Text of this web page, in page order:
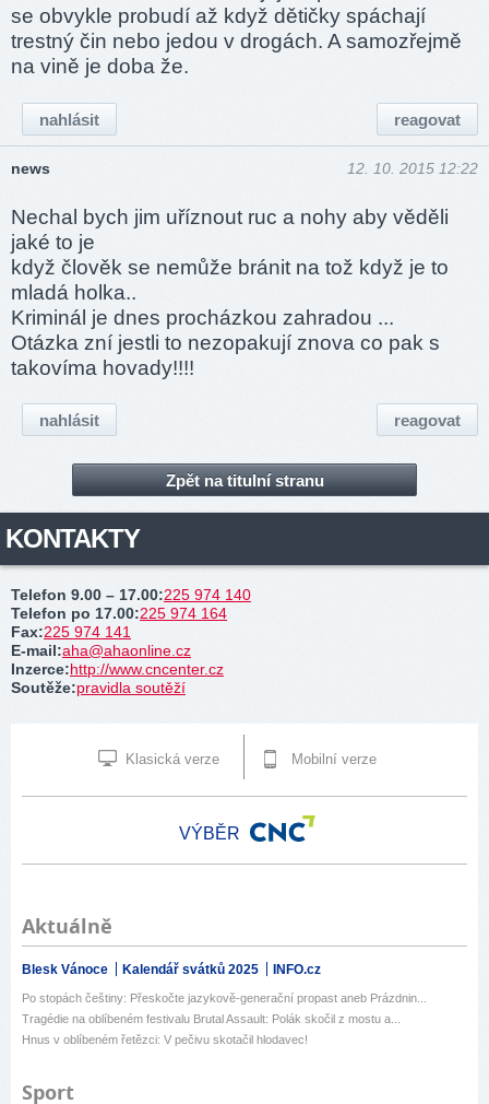
se obvykle probudí až když dětičky spáchají
trestný čin nebo jedou v drogách. A samozřejmě
na vině je doba že.
reagovat
nahlásit
news 12. 10. 2015 12:22
Nechal bych jim uříznout ruc a nohy aby věděli
jaké to je
když člověk se nemůže bránit na tož když je to
mladá holka..
Kriminál je dnes procházkou zahradou ...
Otázka zní jestli to nezopakují znova co pak s
takovíma hovady!!!!
reagovat
nahlásit
Zpět na titulní stranu
KONTAKTY
Telefon 9.00 – 17.00:225 974 140
Telefon po 17.00:225 974 164
Fax:225 974 141
E-mail:aha@ahaonline.cz
Inzerce:http://www.cncenter.cz
Soutěže:pravidla soutěží
Klasická verze Mobilní verze
VÝBĚR
Aktuálně
Blesk Vánoce Kalendář svátků 2025 INFO.cz
Po stopách češtiny: Přeskočte jazykově-generační propast aneb Prázdnin...
Tragédie na oblíbeném festivalu Brutal Assault: Polák skočil z mostu a...
Hnus v oblíbeném řetězci: V pečivu skotačil hlodavec!
Sport